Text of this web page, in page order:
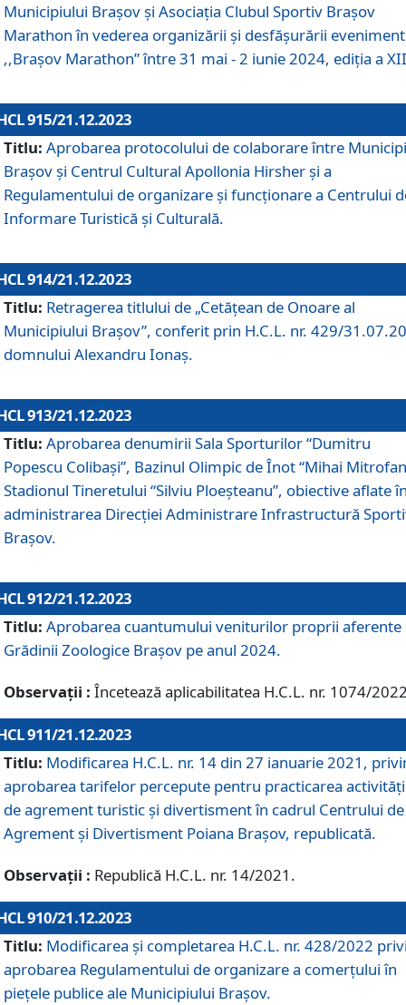
Municipiului Brașov și Asociația Clubul Sportiv Brașov
Marathon în vederea organizării și desfășurării
,,Brașov Marathon” între 31 mai - 2 iunie 2024, ediția a
915/21.12.2023
Titlu: Aprobarea protocolului de colaborare între
Brașov și Centrul Cultural Apollonia Hirsher și a
Regulamentului de organizare și funcționare a Centrului
Informare Turistică și Culturală.
914/21.12.2023
Titlu: Retragerea titlului de „Cetățean de Onoare al
Municipiului Brașov”, conferit prin H.C.L. nr. 429/
domnului Alexandru Ionaș.
913/21.12.2023
Titlu: Aprobarea denumirii Sala Sporturilor “Dumitru
Popescu Colibași”, Bazinul Olimpic de Înot “Mihai
Stadionul Tineretului “Silviu Ploeșteanu”, obiective aflate
administrarea Direcției Administrare Infrastructură
Brașov.
912/21.12.2023
Titlu: Aprobarea cuantumului veniturilor proprii aferente
Grădinii Zoologice Braşov pe anul 2024.
Observații : Încetează aplicabilitatea H.C.L. nr. 1074/
911/21.12.2023
Titlu: Modificarea H.C.L. nr. 14 din 27 ianuarie 2021,
aprobarea tarifelor percepute pentru practicarea
de agrement turistic și divertisment în cadrul Centrului de
Agrement și Divertisment Poiana Brașov, republicată.
Observații : Republică H.C.L. nr. 14/2021.
910/21.12.2023
Titlu: Modificarea și completarea H.C.L. nr. 428/2022
aprobarea Regulamentului de organizare a comerțului în
piețele publice ale Municipiului Braşov.